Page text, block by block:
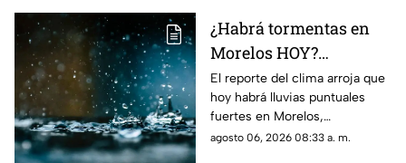
¿Habrá tormentas en
Morelos HOY?
Pronostican lluvias
puntuales fuertes con
descargas eléctricas en
estos municipios
El reporte del clima arroja que
hoy habrá lluvias puntuales
fuertes en Morelos,
acompañadas de actividad
agosto 06, 2026 08:33 a. m.